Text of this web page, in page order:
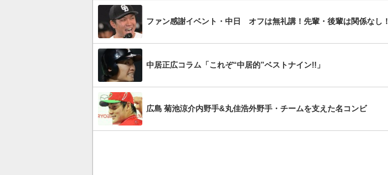
ファン感謝イベント・中日 オフは無礼講！先輩・後輩は関係なし！
中居正広コラム「これぞ“中居的”ベストナイン!!」
広島 菊池涼介内野手&丸佳浩外野手・チームを支えた名コンビ